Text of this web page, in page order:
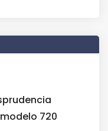
720